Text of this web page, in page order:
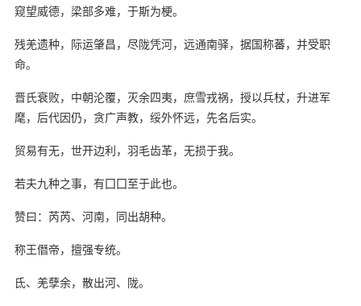
窥望威德，梁部多难，于斯为梗。
残羌遗种，际运肇昌，尽陇凭河，远通南驿，据国称蕃，并受职
命。
晋氏衰败，中朝沦覆，灭余四夷，庶雪戎祸，授以兵杖，升进军
麾，后代因仍，贪广声教，绥外怀远，先名后实。
贸易有无，世开边利，羽毛齿革，无损于我。
若夫九种之事，有囗囗至于此也。
赞曰：芮芮、河南，同出胡种。
称王僭帝，擅强专统。
氐、羌孽余，散出河、陇。